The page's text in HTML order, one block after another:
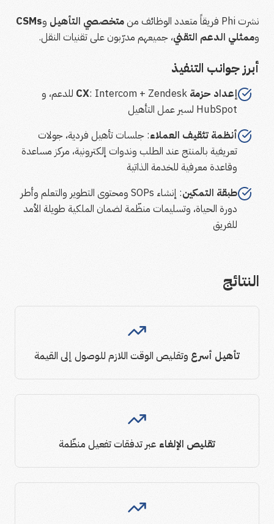
نشرت Phi فريقاً متعدد الوظائف من متخصصي التأهيل وCSMs
وممثلي الدعم التقني، جميعهم مدرّبون على تقنيات النقل.
أبرز جوانب التنفيذ
إعداد حزمة CX
: Intercom + Zendesk للدعم، و
HubSpot لسير عمل التأهيل
أنظمة تثقيف العملاء: جلسات تأهيل فردية، جولات
تعريفية بالمنتج عند الطلب وندوات إلكترونية، مركز مساعدة
وقاعدة معرفية للخدمة الذاتية
طبقة التمكين
: إنشاء SOPs ومحتوى التطوير والتعلم وأطر
دورة الحياة، وتسليمات منظّمة لضمان الملكية طويلة الأمد
للفريق
النتائج
تأهيل أسرع وتقليص الوقت اللازم للوصول إلى القيمة
تقليص الإلغاء عبر تدفقات تفعيل منظّمة